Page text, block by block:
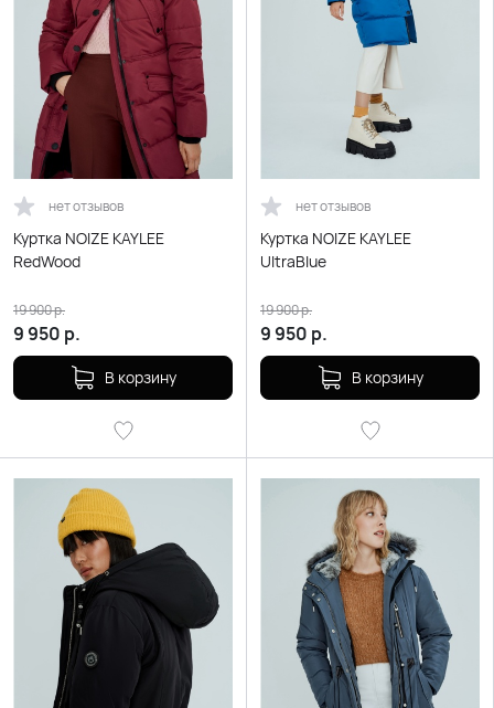
нет отзывов
Куртка NOIZE KAYLEE
RedWood
9 950 р.
19 900р.
В корзину
нет отзывов
Куртка NOIZE KAYLEE
UltraBlue
9 950 р.
19 900р.
В корзину